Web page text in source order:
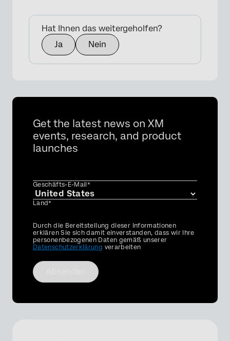
Hat Ihnen das weitergeholfen?
Ja
Nein
Get the latest news on XM
events, research, and product
launches
Geschäfts-E-Mail*
Land*
Privacy
Optin
Durch die Bereitstellung dieser Informationen
erklären Sie sich damit einverstanden, dass wir Ihre
personenbezogenen Daten gemäß unserer
Datenschutzerklärung verarbeiten